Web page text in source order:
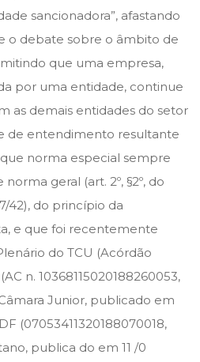
sancionadora”, afastando
o debate sobre o âmbito de
que uma empresa,
por uma entidade, continue
as demais entidades do setor
de entendimento resultante
norma especial sempre
geral (art. 2º, §2º, do
42), do princípio da
e que foi recentemente
do TCU (Acórdão
n. 10368115020188260053,
Junior, publicado em
(07053411320188070018,
publica do em 11 /0